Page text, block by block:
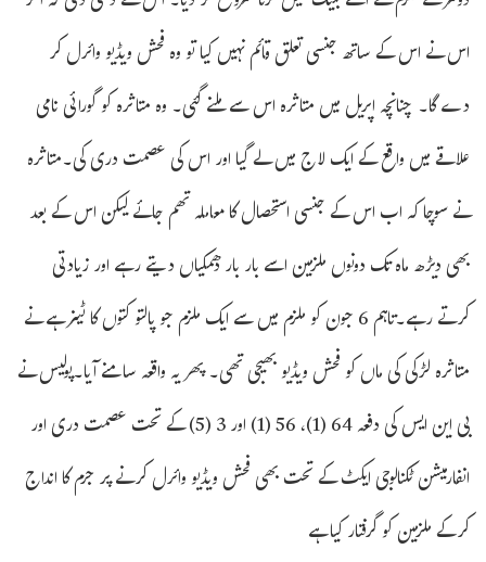
اس نے اس کے ساتھ جنسی تعلق قائم نہیں کیا تو وہ فحش ویڈیو وائرل کر
دے گا۔ چنانچہ اپریل میں متاثرہ اس سے ملنے گئی۔ وہ متاثرہ کو گورائی نامی
علاقے میں واقع کے ایک لاج میں لے گیا اور اس کی عصمت دری کی۔متاثرہ
نے سوچا کہ اب اس کے جنسی استحصال کا معاملہ تھم جائے لیکن اس کے بعد
بھی دیڑھ ماہ تک دونوں ملزمین اسے بار بار دھمکیاں دیتے رہے اور زیادتی
کرتے رہے۔تاہم 6 جون کو ملزم میں سے ایک ملزم جو پالتو کتوں کا ٹینر ہے نے
متاثرہ لڑکی کی ماں کو فحش ویڈیو بھیجی تھی۔ پھر یہ واقعہ سامنے آیا۔پولیس نے
بی این ایس کی دفعہ 64 (1)، 56 (1) اور 3 (5) کے تحت عصمت دری اور
انفارمیشن ٹکنالوجی ایکٹ کے تحت بھی فحش ویڈیو وائرل کرنے پر جرم کا انداج
کرکے ملزمین کو گرفتار کیا ہے